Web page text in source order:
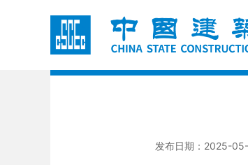
发布日期：2025-